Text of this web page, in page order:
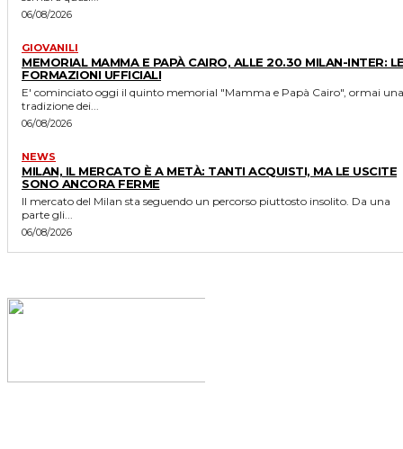
06/08/2026
GIOVANILI
MEMORIAL MAMMA E PAPÀ CAIRO, ALLE 20.30 MILAN-INTER:
FORMAZIONI UFFICIALI
E' cominciato oggi il quinto memorial "Mamma e Papà Cairo", ormai una
tradizione dei...
06/08/2026
NEWS
MILAN, IL MERCATO È A METÀ: TANTI ACQUISTI, MA LE USCITE
SONO ANCORA FERME
Il mercato del Milan sta seguendo un percorso piuttosto insolito. Da una
parte gli...
06/08/2026